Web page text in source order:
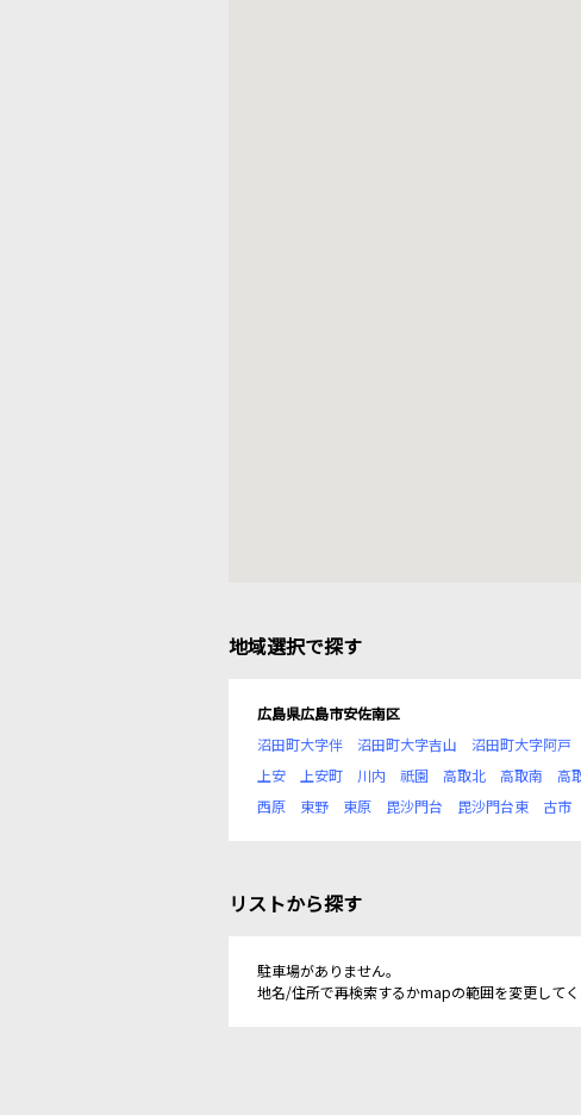
地域選択で探す
広島県広島市安佐南区
沼田町大字伴
沼田町大字吉山 沼田町大字阿戸
上安
上安町 川内 祇園 高取北 高取南 高
西原
東野 東原 毘沙門台 毘沙門台東 古市
リストから探す
駐車場がありません。
地名/住所で再検索するかmapの範囲を変更してく